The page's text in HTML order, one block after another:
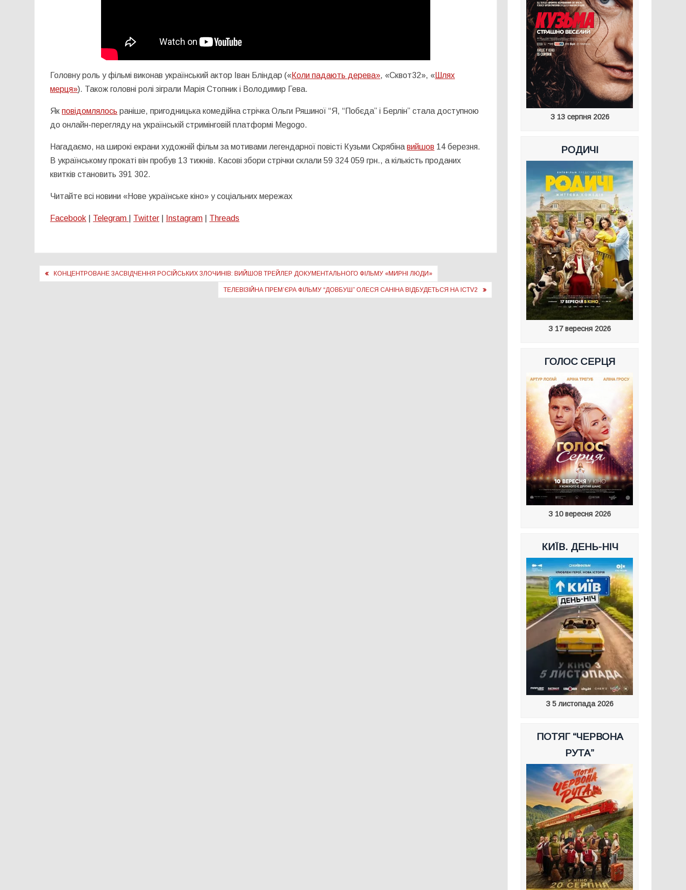
Головну роль у фільмі виконав український актор Іван Бліндар («Коли падають дерева», «Сквот32», « Шлях
мерця»). Також головні ролі зіграли Марія Стопник і Володимир Гева.
Якповідомлялось раніше, пригодницька комедійна стрічка Ольги Ряшиної “Я, “Побєда” і Берлін” стала доступною
до онлайн-перегляду на українській стримінговій платформі Megogo.
Нагадаємо, на широкі екрани художній фільм за мотивами легендарної повісті Кузьми Скрябінавийшов 14 березня.
В українському прокаті він пробув 13 тижнів. Касові збори стрічки склали 59 324 059 грн., а кількість проданих
квитків становить 391 302.
Читайте всі новини «Нове українське кіно» у соціальних мережах
Facebook Telegram Twitter Instagram Threads
Навігація
КОНЦЕНТРОВАНЕ ЗАСВІДЧЕННЯ РОСІЙСЬКИХ ЗЛОЧИНІВ: ВИЙШОВ ТРЕЙЛЕР ДОКУМЕНТАЛЬНОГО ФІЛЬМУ «МИРНІ ЛЮДИ»
ТЕЛЕВІЗІЙНА ПРЕМʼЄРА ФІЛЬМУ “ДОВБУШ” ОЛЕСЯ САНІНА ВІДБУДЕТЬСЯ НА ICTV2
З 13 серпня 2026
РОДИЧІ
З 17 вересня 2026
ГОЛОС СЕРЦЯ
З 10 вересня 2026
КИЇВ. ДЕНЬ-НІЧ
З 5 листопада 2026
ПОТЯГ “ЧЕРВОНА
РУТА”